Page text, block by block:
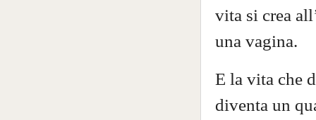
vita si crea
una vagina.
E la vita che
diventa un